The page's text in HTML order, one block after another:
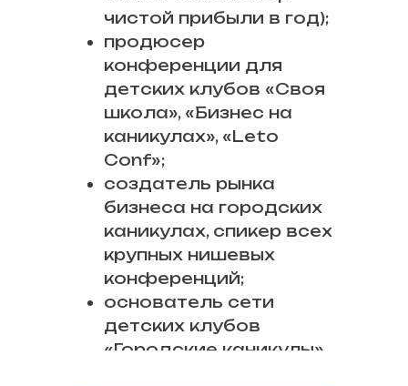
чистой прибыли в год);
продюсер
конференции для
детских клубов «Своя
школа», «Бизнес на
каникулах», «Leto
Conf»;
создатель рынка
бизнеса на городских
каникулах, спикер всех
крупных нишевых
конференций;
основатель сети
детских клубов
«Городские каникулы»